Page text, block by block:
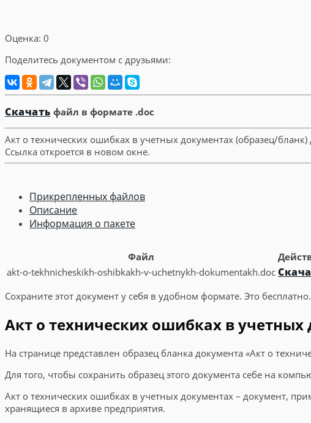
Оценка: 0
Поделитесь документом с друзьями:
Скачать файл в формате .doc
Акт о технических ошибках в учетных документах (образец/
Ссылка откроется в новом окне.
Прикрепленных файлов
Описание
Информация о пакете
Файл
akt-o-tekhnicheskikh-oshibkakh-v-uchetnykh-dokumentakh.doc
Сохраните этот документ у себя в удобном формате. Это бесплатно.
Акт о технических ошибках в учетных
На странице представлен образец бланка документа «Акт о
Для того, чтобы сохранить образец этого документа себе на
Акт о технических ошибках в учетных документах – документ,
хранящиеся в архиве предприятия.